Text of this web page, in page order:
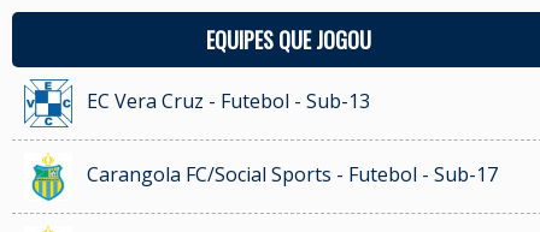
EQUIPES QUE JOGOU
EC Vera Cruz - Futebol - Sub-13
Carangola FC/Social Sports - Futebol - Sub-17